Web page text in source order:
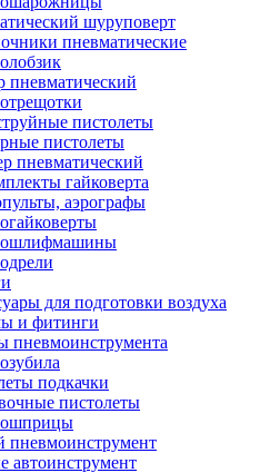
шуруповерт
пневматические
пневматический
пистолеты
пистолеты
пневматический
гайковерта
аэрографы
для подготовки воздуха
и фитинги
пневмоинструмента
подкачки
пистолеты
пневмоинструмент
автоинструмент